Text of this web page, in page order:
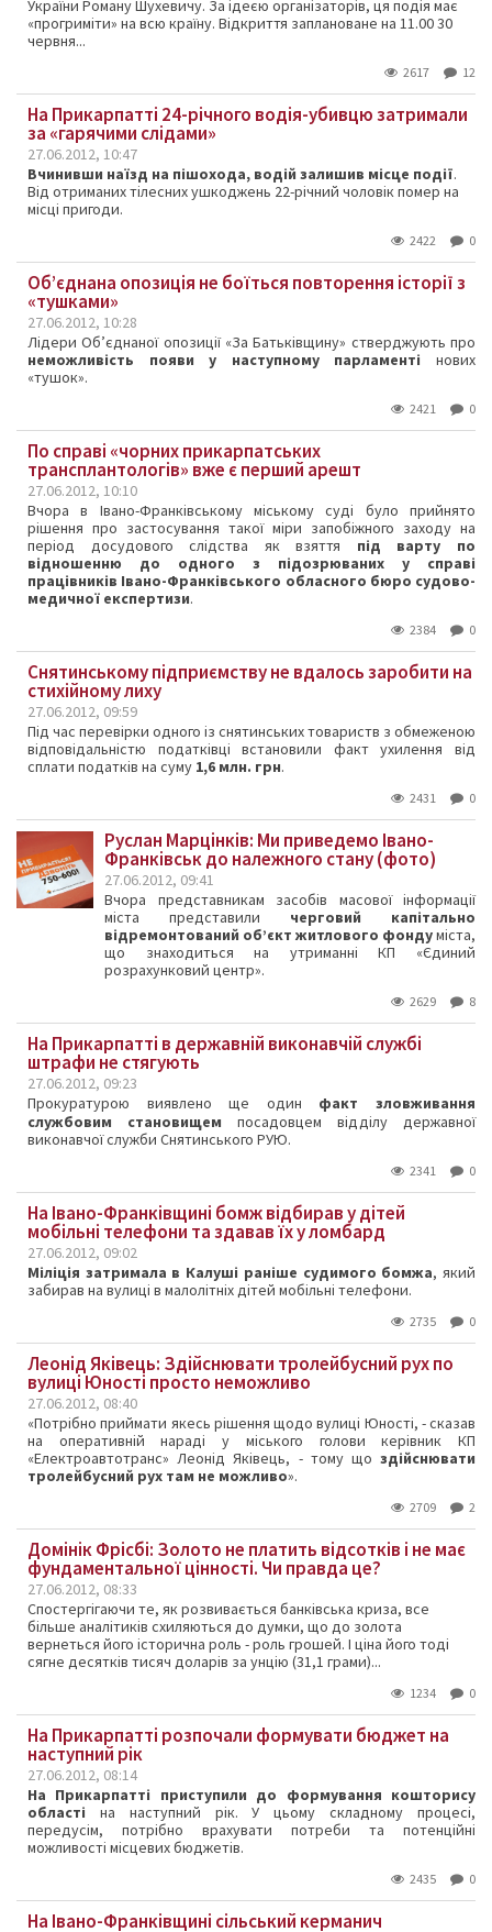
України Роману Шухевичу. За ідеєю організаторів, ця подія має
«прогриміти» на всю країну. Відкриття заплановане на 11.00 30
червня...
2617 12
На Прикарпатті 24-річного водія-убивцю затримали
за «гарячими слідами»
27.06.2012, 10:47
Вчинивши наїзд на пішохода, водій залишив місце події.
Від отриманих тілесних ушкоджень 22-річний чоловік помер на
місці пригоди.
2422 0
Об’єднана опозиція не боїться повторення історії з
«тушками»
27.06.2012, 10:28
Лідери Об’єднаної опозиції «За Батьківщину» стверджують про
неможливість появи у наступному парламенті нових
«тушок».
2421 0
По справі «чорних прикарпатських
трансплантологів» вже є перший арешт
27.06.2012, 10:10
Вчора в Івано-Франківському міському суді було прийнято
рішення про застосування такої міри запобіжного заходу на
період досудового слідства як взяття під варту по
відношенню до одного з підозрюваних у справі
працівників Івано-Франківського обласного бюро судово-
медичної експертизи.
2384 0
Снятинському підприємству не вдалось заробити на
стихійному лиху
27.06.2012, 09:59
Під час перевірки одного із снятинських товариств з обмеженою
відповідальністю податківці встановили факт ухилення від
сплати податків на суму 1,6 млн. грн.
2431 0
Руслан Марцінків: Ми приведемо Івано-
Франківськ до належного стану (фото)
27.06.2012, 09:41
Вчора представникам засобів масової інформації
міста представили черговий капітально
відремонтований об’єкт житлового фондуміста,
що знаходиться на утриманні КП «Єдиний
розрахунковий центр».
2629 8
На Прикарпатті в державній виконавчій службі
штрафи не стягують
27.06.2012, 09:23
Прокуратурою виявлено ще один факт зловживання
службовим становищем посадовцем відділу державної
виконавчої служби Снятинського РУЮ.
2341 0
На Івано-Франківщині бомж відбирав у дітей
мобільні телефони та здавав їх у ломбард
27.06.2012, 09:02
Міліція затримала в Калуші раніше судимого бомжа, який
забирав на вулиці в малолітніх дітей мобільні телефони.
2735 0
Леонід Яківець: Здійснювати тролейбусний рух по
вулиці Юності просто неможливо
27.06.2012, 08:40
«Потрібно приймати якесь рішення щодо вулиці Юності, - сказав
на оперативній нараді у міського голови керівник КП
«Електроавтотранс» Леонід Яківець, - тому що здійснювати
тролейбусний рух там не можливо».
2709 2
Домінік Фрісбі: Золото не платить відсотків і не має
фундаментальної цінності. Чи правда це?
27.06.2012, 08:33
Спостергігаючи те, як розвивається банківська криза, все
більше аналітиків схиляються до думки, що до золота
вернеться його історична роль - роль грошей. І ціна його тоді
сягне десятків тисяч доларів за унцію (31,1 грами)...
1234 0
На Прикарпатті розпочали формувати бюджет на
наступний рік
27.06.2012, 08:14
На Прикарпатті приступили до формування кошторису
області на наступний рік. У цьому складному процесі,
передусім, потрібно врахувати потреби та потенційні
можливості місцевих бюджетів.
2435 0
На Івано-Франківщині сільський керманич